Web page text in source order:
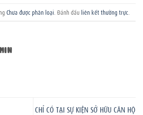
Chưa được phân loại . Đánh dấu liên kết thường trực
CHỈ CÓ TẠI SỰ KIỆN SỞ HỮU CĂN HỘ